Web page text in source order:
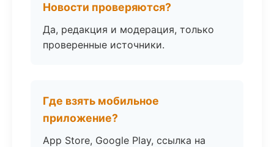
Новости проверяются?
Да, редакция и модерация, только
проверенные источники.
Где взять мобильное
приложение?
App Store, Google Play, ссылка на